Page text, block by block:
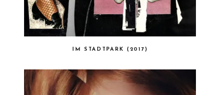
IM STADTPARK (2017)